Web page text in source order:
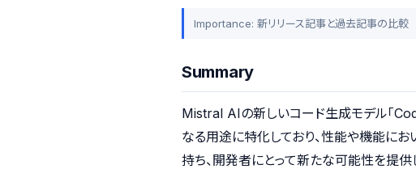
Importance: 新リリース記事と過去記事の比較
Summary
Mistral AIの新しいコード生成モデル「
なる用途に特化しており、性能や機能に
持ち、開発者にとって新たな可能性を提供